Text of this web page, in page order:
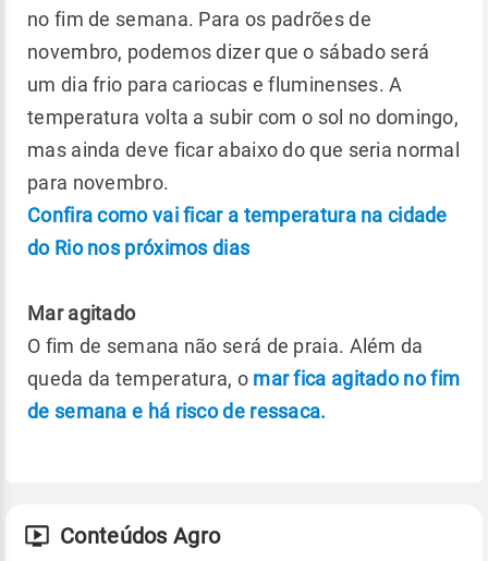
no fim de semana. Para os padrões de
novembro, podemos dizer que o sábado será
um dia frio para cariocas e fluminenses. A
temperatura volta a subir com o sol no domingo,
mas ainda deve ficar abaixo do que seria normal
para novembro.
Confira como vai ficar a temperatura na cidade
do Rio nos próximos dias
Mar agitado
O fim de semana não será de praia. Além da
queda da temperatura, o mar fica agitado no fim
de semana e há risco de ressaca.
Conteúdos Agro